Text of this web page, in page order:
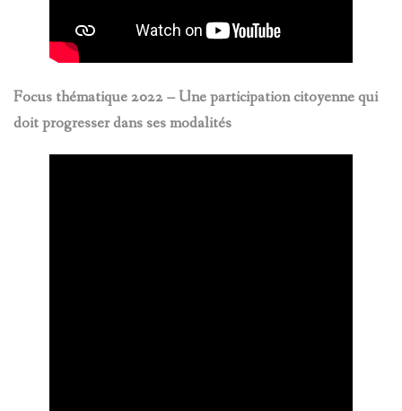
Focus thématique 2022 – Une participation citoyenne qui
doit progresser dans ses modalités